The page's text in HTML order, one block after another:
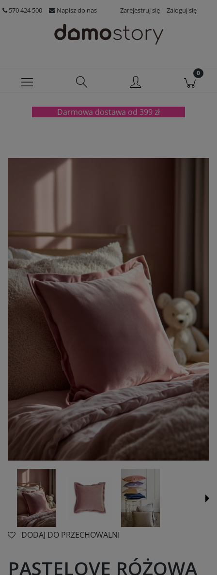
570 424 500 Napisz do nas Zarejestruj się Zaloguj się
Darmowa dostawa od 399 zł
DODAJ DO PRZECHOWALNI
PASTELOVE RÓŻOWA